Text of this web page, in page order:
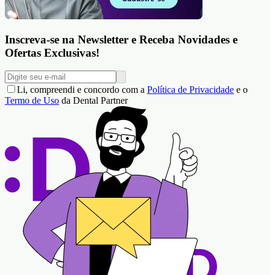
Inscreva-se na Newsletter e Receba Novidades e
Ofertas Exclusivas!
Li, compreendi e concordo com a Política de Privacidade e o
Termo de Uso da Dental Partner